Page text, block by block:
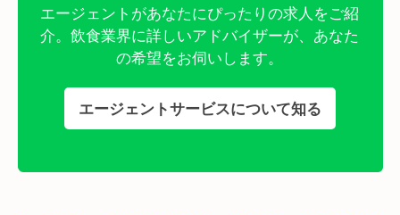
エージェントがあなたにぴったりの求人をご紹
介。飲食業界に詳しいアドバイザーが、あなた
の希望をお伺いします。
エージェントサービスについて知る